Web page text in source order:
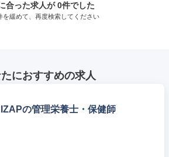
合った求人が 0件でした
を緩めて、再度検索してください
におすすめの求人
の管理栄養士・保健師